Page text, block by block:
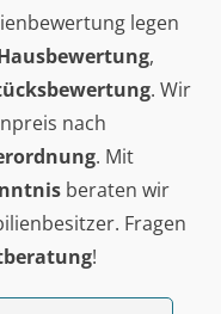
legen
,
. Wir
nach
. Mit
beraten wir
Fragen
!